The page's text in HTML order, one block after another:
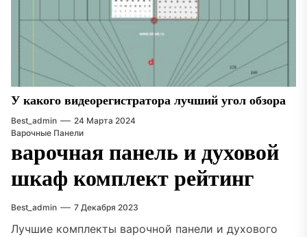
У какого видеорегистратора лучший угол обзора
Best_admin
24 Марта 2024
Варочные Панели
варочная панель и духовой
шкаф комплект рейтинг
Best_admin 7 Декабря 2023
Лучшие комплекты варочной панели и духового